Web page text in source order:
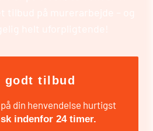
godt tilbud
din henvendelse hurtigst
indenfor 24 timer.